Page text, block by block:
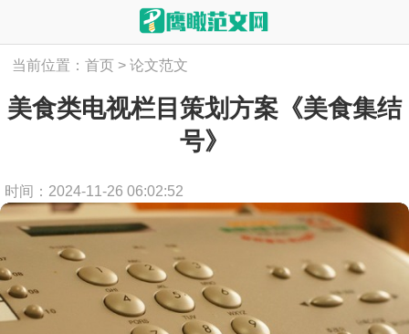
当前位置：首页 > 论文范文
美食类电视栏目策划方案《美食集结
号》
时间：2024-11-26 06:02:52